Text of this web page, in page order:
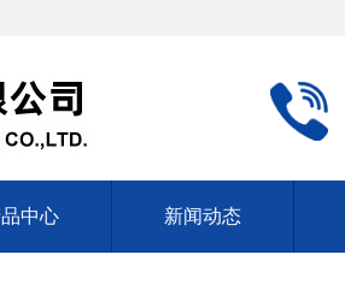
中心 新闻动态